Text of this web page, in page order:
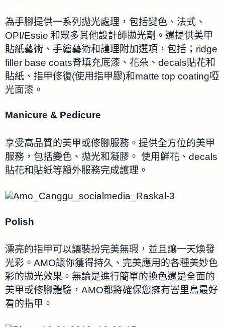
為手腳提供一系列拋光處理，包括變色、法式、
OPI/Essie 和眾多其他設計師拋光劑。還提供美甲
貼紙藝術、手繪藝術和護理附加選項，包括；ridge
filler base coats脊填充底漆、花朵、decals貼花和
貼紙、指甲修復(使用指甲膠)和matte top coating啞
光面漆。
Manicure & Pedicure
享受高品質的美甲或修腳服務。提供全方位的美甲
服務，包括變色、拋光和凝膠。 使用鮮花、decals
貼花和貼紙等額外服務完成護理。
Polish
漂亮的指甲可以讓裝扮完美無瑕，並且讓一天煥發
光彩。AMO讓你獲得持久、完美應用的各種美妙色
彩的拋光效果。無論是進行簡單的換色還是全面的
美甲或修腳體驗，AMO都將確保您擁有峇里島最好
看的指甲。